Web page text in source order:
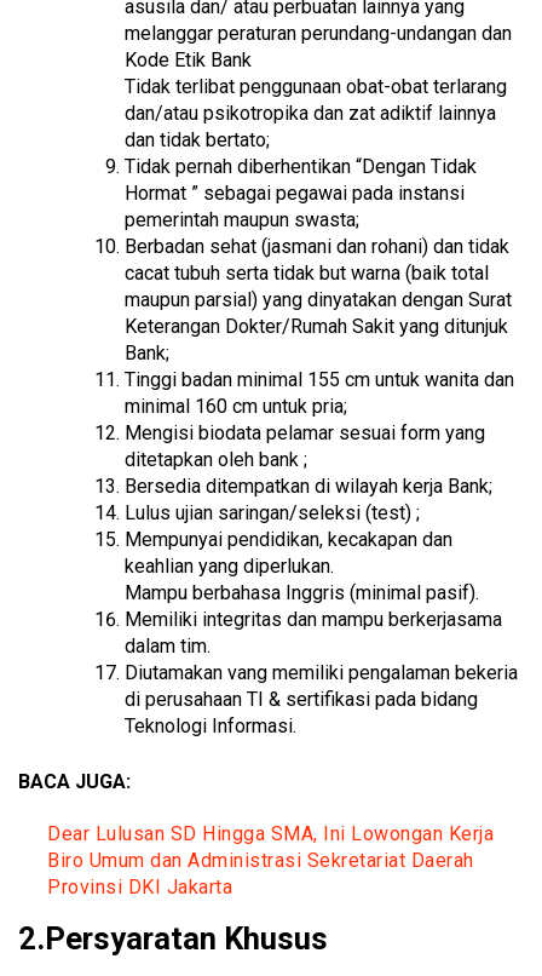
asusila dan/ atau perbuatan lainnya yang
melanggar peraturan perundang-undangan dan
Kode Etik Bank
Tidak terlibat penggunaan obat-obat terlarang
dan/atau psikotropika dan zat adiktif lainnya
dan tidak bertato;
Tidak pernah diberhentikan “Dengan Tidak
Hormat ” sebagai pegawai pada instansi
pemerintah maupun swasta;
Berbadan sehat (jasmani dan rohani) dan tidak
cacat tubuh serta tidak but warna (baik total
maupun parsial) yang dinyatakan dengan Surat
Keterangan Dokter/Rumah Sakit yang ditunjuk
Bank;
Tinggi badan minimal 155 cm untuk wanita dan
minimal 160 cm untuk pria;
Mengisi biodata pelamar sesuai form yang
ditetapkan oleh bank ;
Bersedia ditempatkan di wilayah kerja Bank;
Lulus ujian saringan/seleksi (test) ;
Mempunyai pendidikan, kecakapan dan
keahlian yang diperlukan.
Mampu berbahasa Inggris (minimal pasif).
Memiliki integritas dan mampu berkerjasama
dalam tim.
Diutamakan vang memiliki pengalaman bekeria
di perusahaan TI & sertifikasi pada bidang
Teknologi Informasi.
BACA JUGA:
Dear Lulusan SD Hingga SMA, Ini Lowongan Kerja
Biro Umum dan Administrasi Sekretariat Daerah
Provinsi DKI Jakarta
2.Persyaratan Khusus